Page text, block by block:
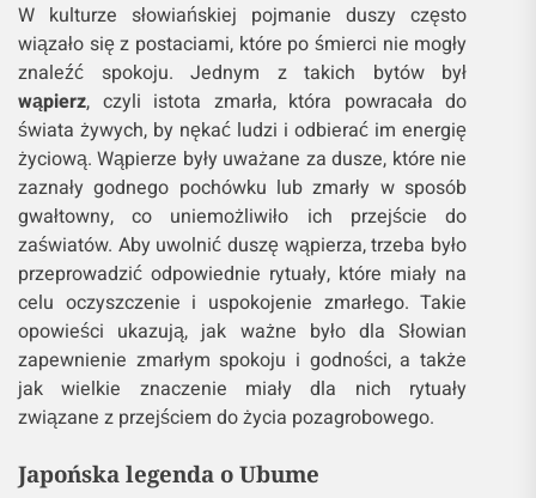
W kulturze słowiańskiej pojmanie duszy często
wiązało się z postaciami, które po śmierci nie mogły
znaleźć spokoju. Jednym z takich bytów był
wąpierz, czyli istota zmarła, która powracała do
świata żywych, by nękać ludzi i odbierać im energię
życiową. Wąpierze były uważane za dusze, które nie
zaznały godnego pochówku lub zmarły w sposób
gwałtowny, co uniemożliwiło ich przejście do
zaświatów. Aby uwolnić duszę wąpierza, trzeba było
przeprowadzić odpowiednie rytuały, które miały na
celu oczyszczenie i uspokojenie zmarłego. Takie
opowieści ukazują, jak ważne było dla Słowian
zapewnienie zmarłym spokoju i godności, a także
jak wielkie znaczenie miały dla nich rytuały
związane z przejściem do życia pozagrobowego.
Japońska legenda o Ubume